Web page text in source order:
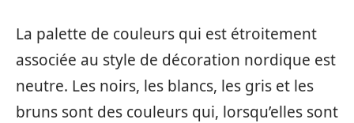
La palette de couleurs qui est étroitement
associée au style de décoration nordique est
neutre. Les noirs, les blancs, les gris et les
bruns sont des couleurs qui, lorsqu’elles sont